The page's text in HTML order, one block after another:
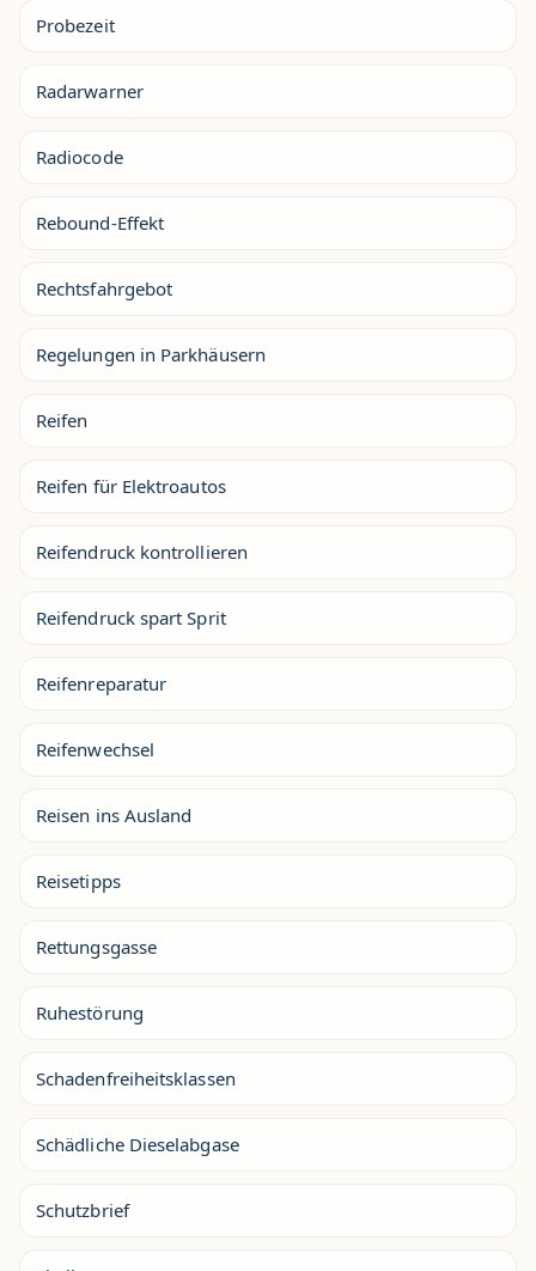
Probezeit
Radarwarner
Radiocode
Rebound-Effekt
Rechtsfahrgebot
Regelungen in Parkhäusern
Reifen
Reifen für Elektroautos
Reifendruck kontrollieren
Reifendruck spart Sprit
Reifenreparatur
Reifenwechsel
Reisen ins Ausland
Reisetipps
Rettungsgasse
Ruhestörung
Schadenfreiheitsklassen
Schädliche Dieselabgase
Schutzbrief